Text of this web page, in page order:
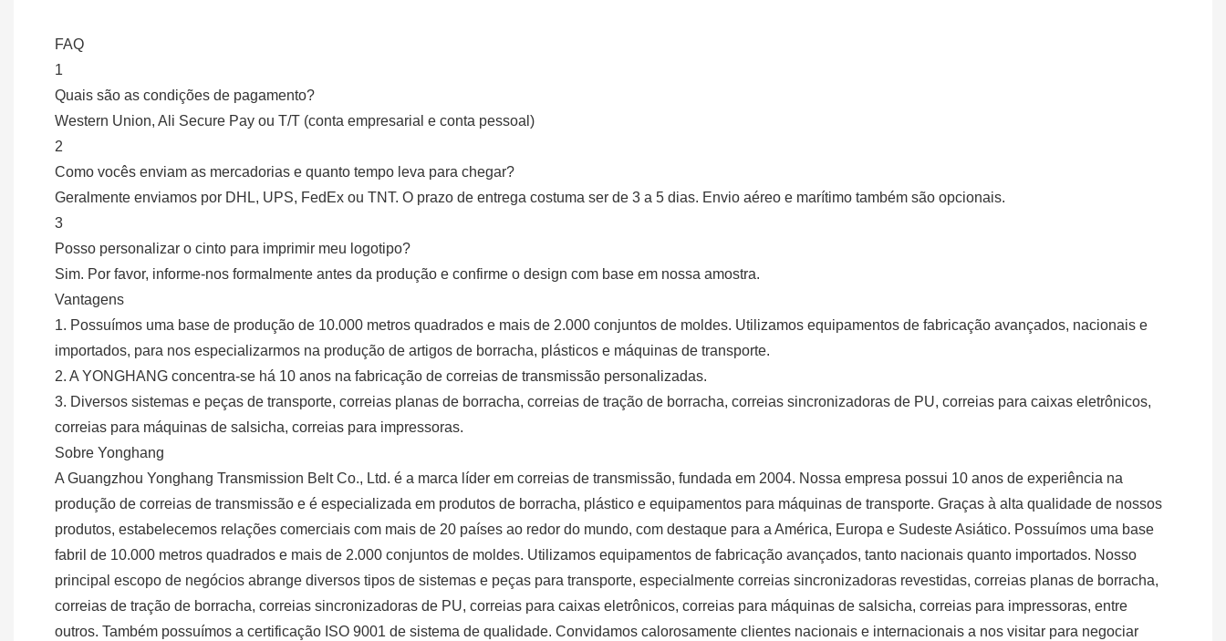
FAQ
1
Quais são as condições de pagamento?
Western Union, Ali Secure Pay ou T/T (conta empresarial e conta pessoal)
2
Como vocês enviam as mercadorias e quanto tempo leva para chegar?
Geralmente enviamos por DHL, UPS, FedEx ou TNT. O prazo de entrega costuma ser de 3 a 5 dias. Envio aéreo e marítimo também são opcionais.
3
Posso personalizar o cinto para imprimir meu logotipo?
Sim. Por favor, informe-nos formalmente antes da produção e confirme o design com base em nossa amostra.
Vantagens
1. Possuímos uma base de produção de 10.000 metros quadrados e mais de 2.000 conjuntos de moldes. Utilizamos equipamentos de fabricação avançados, nacionais e
importados, para nos especializarmos na produção de artigos de borracha, plásticos e máquinas de transporte.
2. A YONGHANG concentra-se há 10 anos na fabricação de correias de transmissão personalizadas.
3. Diversos sistemas e peças de transporte, correias planas de borracha, correias de tração de borracha, correias sincronizadoras de PU, correias para caixas eletrônicos,
correias para máquinas de salsicha, correias para impressoras.
Sobre Yonghang
A Guangzhou Yonghang Transmission Belt Co., Ltd. é a marca líder em correias de transmissão, fundada em 2004. Nossa empresa possui 10 anos de experiência na
produção de correias de transmissão e é especializada em produtos de borracha, plástico e equipamentos para máquinas de transporte. Graças à alta qualidade de nossos
produtos, estabelecemos relações comerciais com mais de 20 países ao redor do mundo, com destaque para a América, Europa e Sudeste Asiático. Possuímos uma base
fabril de 10.000 metros quadrados e mais de 2.000 conjuntos de moldes. Utilizamos equipamentos de fabricação avançados, tanto nacionais quanto importados. Nosso
principal escopo de negócios abrange diversos tipos de sistemas e peças para transporte, especialmente correias sincronizadoras revestidas, correias planas de borracha,
correias de tração de borracha, correias sincronizadoras de PU, correias para caixas eletrônicos, correias para máquinas de salsicha, correias para impressoras, entre
outros. Também possuímos a certificação ISO 9001 de sistema de qualidade. Convidamos calorosamente clientes nacionais e internacionais a nos visitar para negociar